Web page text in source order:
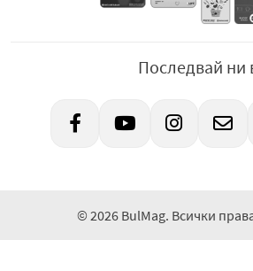
Последвай ни
© 2026 BulMag. Всички